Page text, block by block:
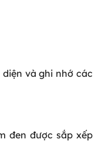
và ghi nhớ các
đen được sắp xếp